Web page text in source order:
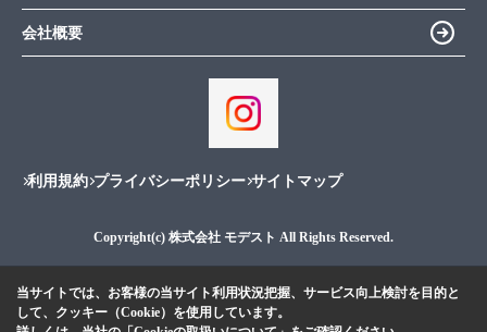
会社概要
利用規約 プライバシーポリシー サイトマップ
Copyright(c) 株式会社 モデスト All Rights Reserved.
当サイトでは、お客様の当サイト利用状況把握、サービス向上検討を目的と
して、クッキー（Cookie）を使用しています。